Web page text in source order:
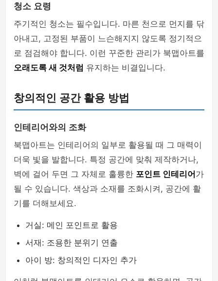
청소 요령
주기적인 청소는 필수입니다. 마른 천으로 먼지를 닦
아내고, 고정된 부품이 느슨해지지 않도록 정기적으
로 점검해야 합니다. 이런 꾸준한 관리가 북맵아트를
오래도록 새 것처럼 유지하는 비결입니다.
창의적인 공간 활용 방법
인테리어와의 조화
북맵아트는 인테리어의 일부로 활용될 때 그 매력이
더욱 빛을 발합니다. 특정 공간에 맞춰 제작하거나,
벽에 걸어 두면 그 자체로 훌륭한 포인트 인테리어 가
될 수 있습니다. 색상과 소재를 조화시켜, 공간에 활
기를 더해보세요.
거실: 메인 포인트로 활용
서재: 조용한 분위기 연출
아이 방: 창의적인 디자인 추가